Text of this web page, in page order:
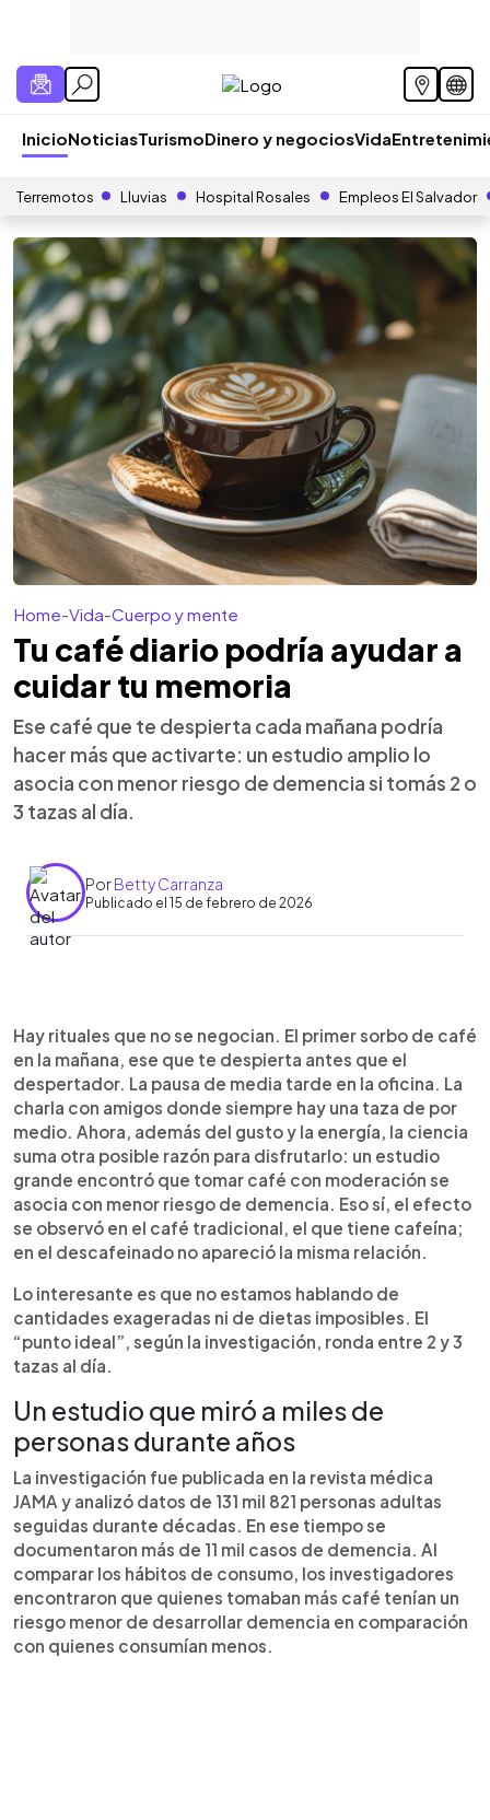
InicioNoticiasTurismoDinero y negociosVida
Terremotos Lluvias Hospital Rosales Empleos El Salvador
Home-Vida-Cuerpo y mente
Tu café diario podría ayudar a
cuidar tu memoria
Ese café que te despierta cada mañana podría
hacer más que activarte: un estudio amplio lo
asocia con menor riesgo de demencia si tomás 2 o
3 tazas al día.
PorBetty Carranza
Publicado el 15 de febrero de 2026
Escuchar artículo
Tomar 2 o 3 tazas de café al día se asocia con
menor riesgo de demencia, según un estudio
publicado en la revista médica JAMA que analizó a
más de 131 mil personas durante varias décadas.
Los investigadores observaron que quienes
consumían café con moderación presentaban
menos casos de demencia y menos deterioro
cognitivo subjetivo. El efecto no se encontró en el
café descafeinado, lo que sugiere que la cafeína
podría influir en los resultados. Aunque el estudio
es observacional y no prueba causalidad, aporta
evidencia relevante sobre cómo un hábito
cotidiano puede vincularse con la salud de la
memoria.
Hay rituales que no se negocian. El primer sorbo de café
en la mañana, ese que te despierta antes que el
despertador. La pausa de media tarde en la oficina. La
charla con amigos donde siempre hay una taza de por
medio. Ahora, además del gusto y la energía, la ciencia
suma otra posible razón para disfrutarlo: un estudio
grande encontró que tomar café con moderación se
asocia con menor riesgo de demencia. Eso sí, el efecto
se observó en el café tradicional, el que tiene cafeína;
en el descafeinado no apareció la misma relación.
Lo interesante es que no estamos hablando de
cantidades exageradas ni de dietas imposibles. El
“punto ideal”, según la investigación, ronda entre 2 y 3
tazas al día.
Un estudio que miró a miles de
personas durante años
La investigación fue publicada en la revista médica
JAMA y analizó datos de 131 mil 821 personas adultas
seguidas durante décadas. En ese tiempo se
documentaron más de 11 mil casos de demencia. Al
comparar los hábitos de consumo, los investigadores
encontraron que quienes tomaban más café tenían un
riesgo menor de desarrollar demencia en comparación
con quienes consumían menos.